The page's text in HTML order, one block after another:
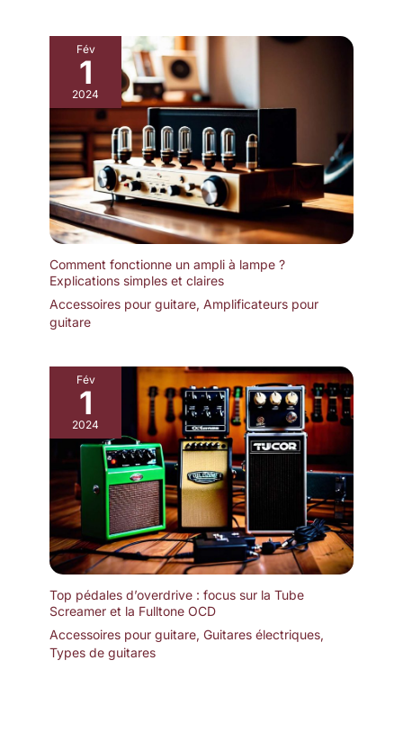
Fév
1
2024
Comment fonctionne un ampli à lampe ?
Explications simples et claires
Accessoires pour guitare, Amplificateurs pour
guitare
Fév
1
2024
Top pédales d’overdrive : focus sur la Tube
Screamer et la Fulltone OCD
Accessoires pour guitare, Guitares électriques,
Types de guitares